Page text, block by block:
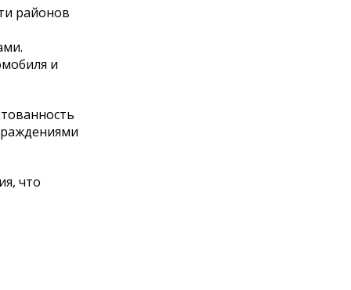
районов
и
что